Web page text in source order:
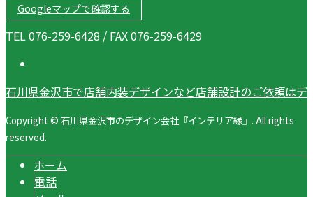
Googleマップで確認する
TEL 076-259-6428 / FAX 076-259-6429
石川県金沢市で店舗内装デザインなど店舗設計のご依頼は
Copyright © 石川県金沢市のデザイン会社『インテリア縁』. All rights
reserved.
ホーム
電話